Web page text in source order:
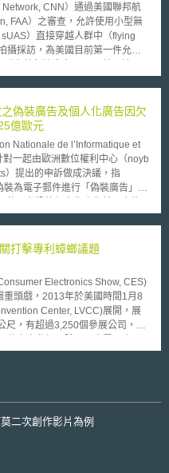
事項…（包含基因改造食品原
應以中文及通用符號，明顯標示
料）」。然而，我國與中國大陸
並未描述，又如美國佛蒙特州有
CNN）通過美國聯邦航
FAA）之審查，允許使用小型無
）直接穿越人群中（flying
採訪，為美國目前第一件允許
Part 107）又稱小型無人機規
空總署豁免方得進行操作（又稱
2.直接穿越人群飛行、3.經由行
項目即第
，該規定除飛越對象為操作者本
規範外，只要無人機穿越人群皆
否則將面臨重罰。此一豁免通過
特定無人機外，並應該嚴格遵守
面150英呎，並須定期檢測維修。
械故障時須立即回報。
偽裝廣告及個人化廣告因欠
億歐元
Nationale de l’Informatique et
一起由歐洲數位權利中心（noyb
提出的申訴做成決議，指
為電子郵件進行「偽裝廣告」
少cookies、選擇非個人化之通用
資訊與自由法》（loi
銷（direct marketing）僅在其目
，依循歐盟法院（CJEU）判
私人電子郵件的空間中展示，就
件匣傳遞的廣告，屬於電子郵件
的廣告横幅不同，後者非屬電子
）第2024/08號關於「同意與付
打擊專利蟑螂議題
Electronics Show, CES)
頭戲，2013年於美國時間1月8
Center, LVCC)展開，展
，有超過3,250個參展公司，展
題開設研討會議，今年共有超過
門如何與企業合作促進經濟成長
的創新發明者，還邀請政府部
(Fighting the Patent Trolls)的研
Peter DeFazio，還有Google、電
二次創作影片為例